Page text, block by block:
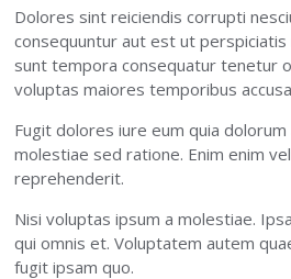
Dolores sint reiciendis corrupti
consequuntur aut est ut
sunt tempora consequatur tenetur
voluptas maiores temporibus
Fugit dolores iure eum quia
molestiae sed ratione. Enim enim
reprehenderit.
Nisi voluptas ipsum a molestiae.
qui omnis et. Voluptatem autem
fugit ipsam quo.